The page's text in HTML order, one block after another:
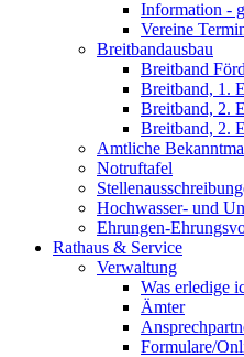
Information -
Vereine
Breitbandausbau
Breitband
Breitband, 1.
Breitband, 2.
Breitband, 2.
Amtliche
Notruftafel
Hochwasser- und
Ehrungen-
Rathaus & Service
Verwaltung
Was erledige
Ämter
Formulare/